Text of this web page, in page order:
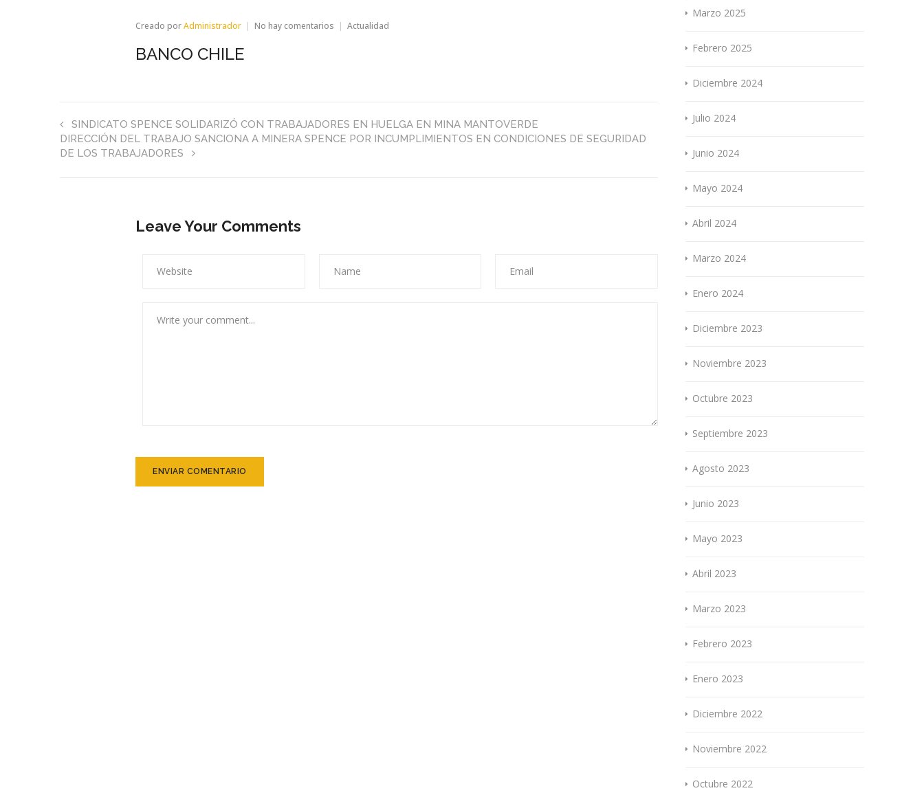
Creado porAdministrador No hay comentarios en Actualidad
BANCO CHILE
SINDICATO SPENCE SOLIDARIZÓ CON TRABAJADORES EN HUELGA EN MINA MANTOVERDE
DIRECCIÓN DEL TRABAJO SANCIONA A MINERA SPENCE POR INCUMPLIMIENTOS EN CONDICIONES DE SEGURIDAD
DE LOS TRABAJADORES
Leave Your Comments
Marzo 2025
Febrero 2025
Diciembre 2024
Julio 2024
Junio 2024
Mayo 2024
Abril 2024
Marzo 2024
Enero 2024
Diciembre 2023
Noviembre 2023
Octubre 2023
Septiembre 2023
Agosto 2023
Junio 2023
Mayo 2023
Abril 2023
Marzo 2023
Febrero 2023
Enero 2023
Diciembre 2022
Noviembre 2022
Octubre 2022